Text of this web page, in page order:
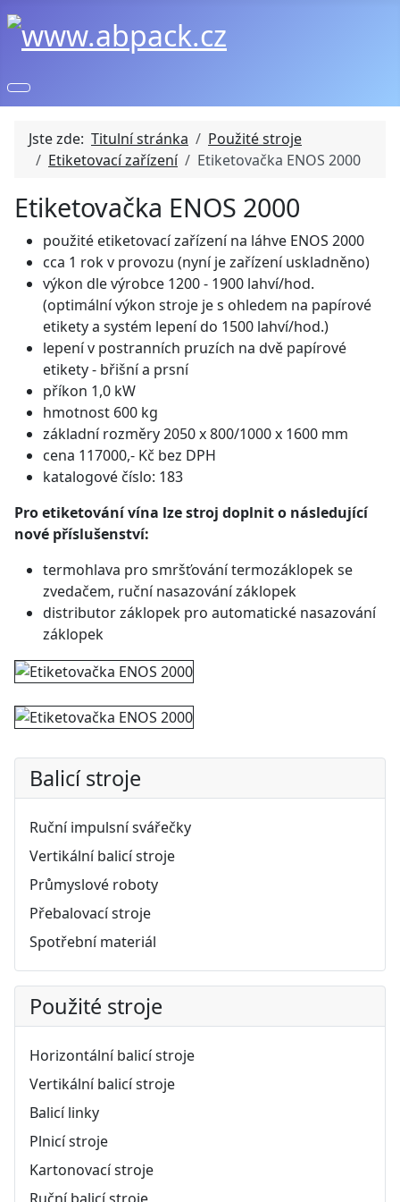
Balicí stroje
Ruční impulsní svářečky
Vertikální balicí stroje
Průmyslové roboty
Přebalovací stroje
Spotřební materiál
Použité stroje
Horizontální balicí stroje
Vertikální balicí stroje
Balicí linky
Plnicí stroje
Kartonovací stroje
Jste zde: Titulní stránka
Použité stroje
Etiketovací zařízení
Etiketovačka ENOS 2000
Etiketovačka ENOS 2000
použité etiketovací zařízení na láhve ENOS 2000
cca 1 rok v provozu (nyní je zařízení uskladněno)
výkon dle výrobce 1200 - 1900 lahví/hod.
(optimální výkon stroje je s ohledem na papírové
etikety a systém lepení do 1500 lahví/hod.)
lepení v postranních pruzích na dvě papírové
etikety - břišní a prsní
příkon 1,0 kW
hmotnost 600 kg
základní rozměry 2050 x 800/1000 x 1600 mm
cena 117000,- Kč bez DPH
katalogové číslo: 183
Pro etiketování vína lze stroj doplnit o následující
nové příslušenství:
termohlava pro smršťování termozáklopek se
zvedačem, ruční nasazování záklopek
distributor záklopek pro automatické nasazování
záklopek